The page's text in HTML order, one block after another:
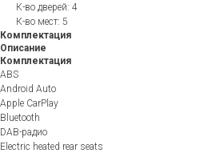
К-во дверей: 4
К-во мест: 5
Комплектация
Описание
Комплектация
ABS
Android Auto
Apple CarPlay
Bluetooth
DAB-радио
Electric heated rear seats